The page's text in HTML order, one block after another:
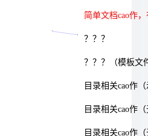
简单文档cao作
？？？
？？？（模板文
目录相关cao作
目录相关cao作
目录相关cao作